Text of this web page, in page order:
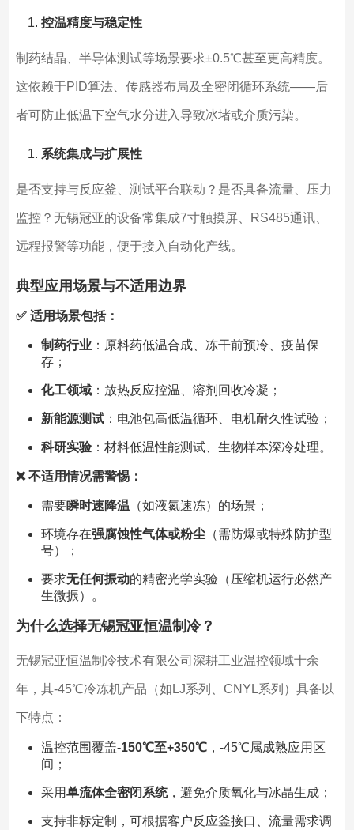
控温精度与稳定性
制药结晶、半导体测试等场景要求±0.5℃甚至更高精度。
这依赖于PID算法、传感器布局及全密闭循环系统——后
者可防止低温下空气水分进入导致冰堵或介质污染。
系统集成与扩展性
是否支持与反应釜、测试平台联动？是否具备流量、压力
监控？无锡冠亚的设备常集成7寸触摸屏、RS485通讯、
远程报警等功能，便于接入自动化产线。
典型应用场景与不适用边界
✅ 适用场景包括：
制药行业：原料药低温合成、冻干前预冷、疫苗保
存；
化工领域：放热反应控温、溶剂回收冷凝；
新能源测试：电池包高低温循环、电机耐久性试验；
科研实验：材料低温性能测试、生物样本深冷处理。
❌ 不适用情况需警惕：
需要瞬时速降温 （如液氮速冻）的场景；
环境存在强腐蚀性气体或粉尘（需防爆或特殊防护型
号）；
要求无任何振动的精密光学实验（压缩机运行必然产
生微振）。
为什么选择无锡冠亚恒温制冷？
无锡冠亚恒温制冷技术有限公司深耕工业温控领域十余
年，其-45℃冷冻机产品（如LJ系列、CNYL系列）具备以
下特点：
温控范围覆盖-150℃至+350℃，-45℃属成熟应用区
间；
采用单流体全密闭系统，避免介质氧化与冰晶生成；
支持非标定制，可根据客户反应釜接口、流量需求调